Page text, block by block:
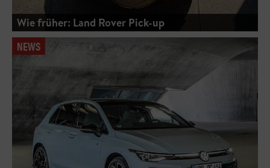
Wie früher: Land Rover Pick-up
NEWS